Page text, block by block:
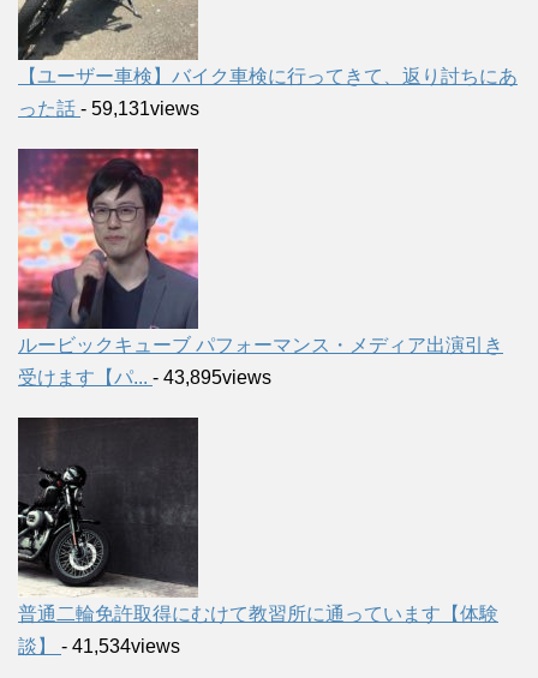
【ユーザー車検】バイク車検に行ってきて、返り討ちにあ
った話 - 59,131views
ルービックキューブ パフォーマンス・メディア出演引き
受けます【パ... - 43,895views
普通二輪免許取得にむけて教習所に通っています【体験
談】 - 41,534views